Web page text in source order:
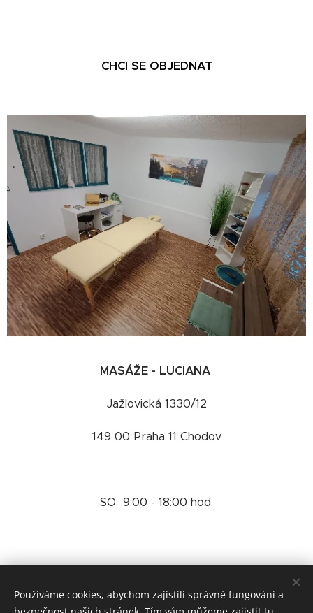
CHCI SE OBJEDNAT
MASÁŽE - LUCIANA
Jažlovická 1330/12
149 00 Praha 11 Chodov
SO 9:00 - 18:00 hod.
Používáme cookies, abychom zajistili správné fungování a